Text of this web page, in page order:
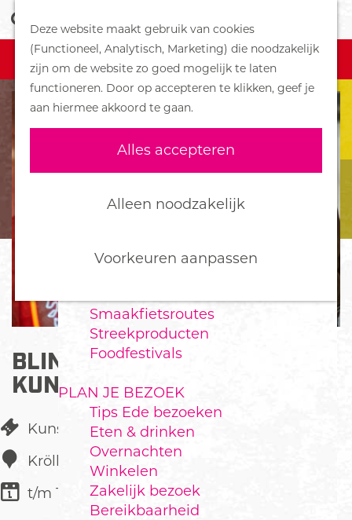
Deze website maakt gebruik van cookies
(Functioneel, Analytisch, Marketing) die noodzakelijk
zijn om de website zo goed mogelijk te laten
functioneren. Door op accepteren te klikken, geef je
aan hiermee akkoord te gaan.
Alles accepteren
Alleen noodzakelijk
Voorkeuren aanpassen
G
n
r
d
o
g
o
e
k
e
n
M
e
n
u
DORPEN
Bennekom
De Klomp
Deelen
Ederveen
Harskamp
Hoenderloo
Wekerom
Smaakfietsroutes
Streekproducten
Foodfestivals
PLAN JE BEZOEK
Tips Ede bezoeken
Eten & drinken
Overnachten
Winkelen
Zakelijk bezoek
Bereikbaarheid
Sorry, deze activiteit is afgelopen
BLIND DATE MET EEN
KUNSTWERK
Kunst & Cultuur
Kröller-Müller Museum
t/m 11 september 2025